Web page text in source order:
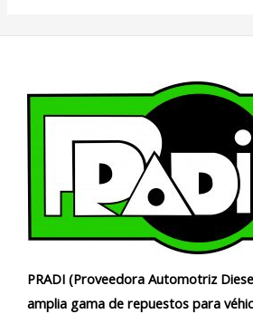
PRADI (Proveedora Automotriz
amplia gama de repuestos para